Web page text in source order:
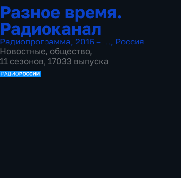
Разное время.
Радиоканал
Радиопрограмма, 2016 – …, Россия
Новостные, общество,
11 сезонов, 17033 выпуска